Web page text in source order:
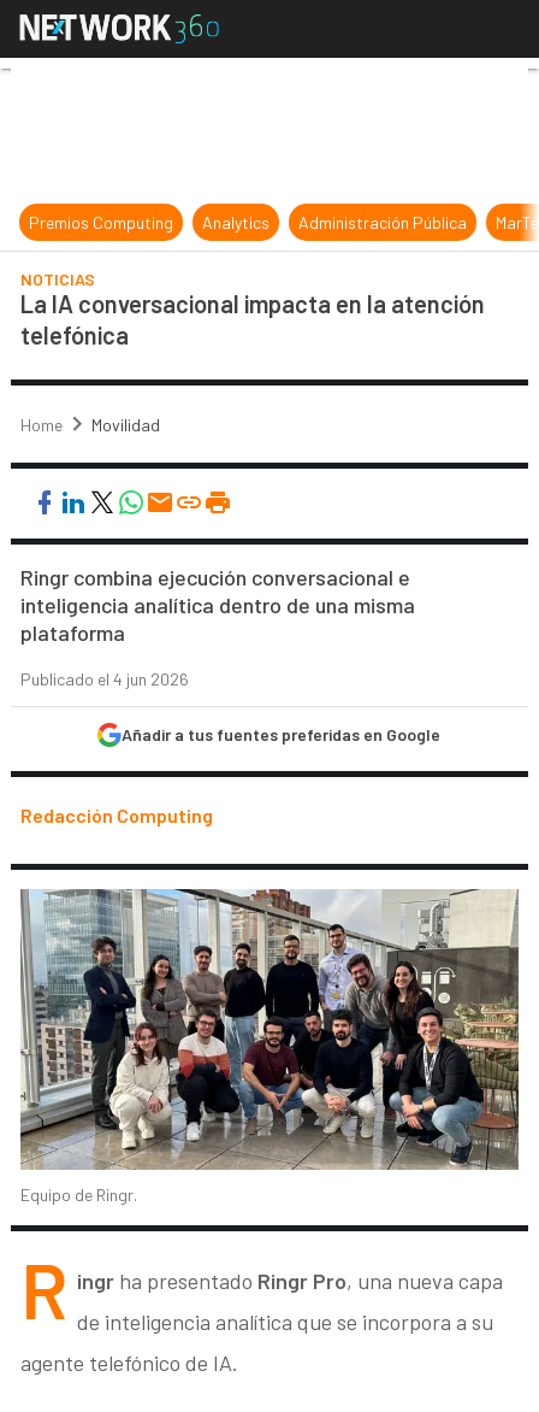
La IA conversacional impacta en
Premios Computing Analytics Administración Pública
NOTICIAS
La IA conversacional impacta en la atención
telefónica
Home Movilidad
Ringr combina ejecución conversacional e
inteligencia analítica dentro de una misma
plataforma
Publicado el 4 jun 2026
Añadir a tus fuentes preferidas en Google
Redacción Computing
Equipo de Ringr.
R ingr ha presentado Ringr Pro, una nueva capa
de inteligencia analítica que se incorpora a su
agente telefónico de IA.